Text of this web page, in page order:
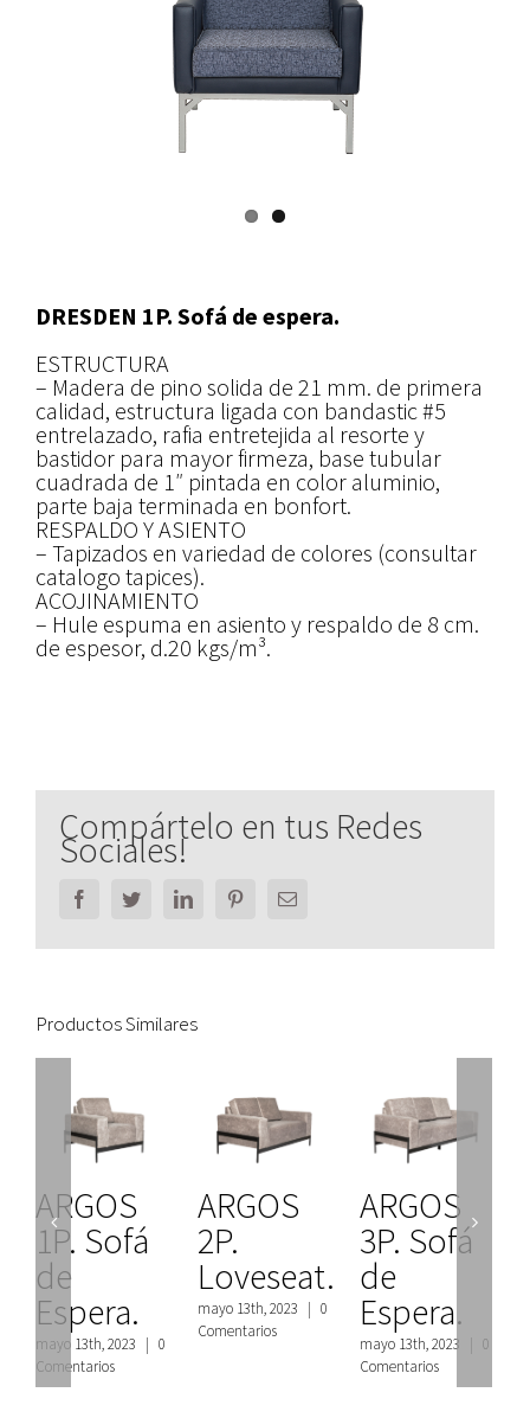
DRESDEN 1P. Sofá de espera.
ESTRUCTURA
– Madera de pino solida de 21 mm. de primera
calidad, estructura ligada con bandastic #5
entrelazado, rafia entretejida al resorte y
bastidor para mayor firmeza, base tubular
cuadrada de 1″ pintada en color aluminio,
parte baja terminada en bonfort.
RESPALDO Y ASIENTO
– Tapizados en variedad de colores (consultar
catalogo tapices).
ACOJINAMIENTO
– Hule espuma en asiento y respaldo de 8 cm.
de espesor, d.20 kgs/m³.
Compártelo en tus Redes
Sociales!
FacebookTwitterLinkedInPinterestEmail
Productos Similares
ARGOS
1P. Sofá
de
Espera.
mayo 13th, 2023 | 0
Comentarios
ARGOS
2P.
Loveseat.
mayo 13th, 2023 | 0
Comentarios
ARGOS
3P. Sofá
de
Espera.
mayo 13th, 2023 | 0
Comentarios